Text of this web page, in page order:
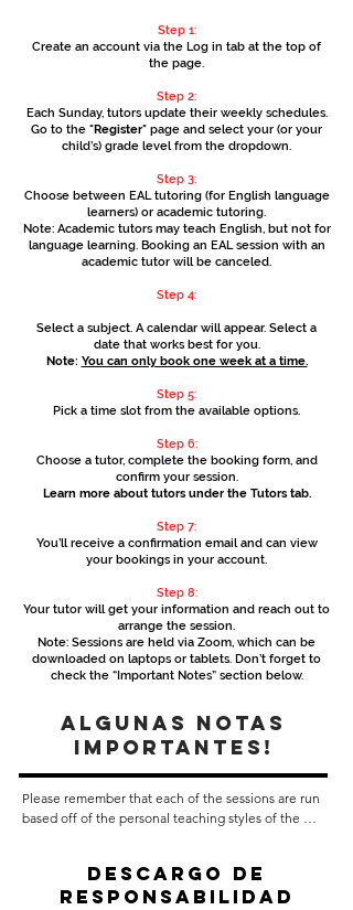
Step 1:
Create an account via the Log in tab at the top of
the page.
Step 2:
Each Sunday, tutors update their weekly schedules.
Go to the "Register" page and select your (or your
child’s) grade level from the dropdown.
Step 3:
Choose between EAL tutoring (for English language
learners) or academic tutoring.
Note: Academic tutors may teach English, but not for
language learning. Booking an EAL session with an
academic tutor will be canceled.
Step 4:
Select a subject. A calendar will appear. Select a
date that works best for you.
Note: You can only book one week at a time.
Step 5:
Pick a time slot from the available options.
Step 6:
Choose a tutor, complete the booking form, and
confirm your session.
Learn more about tutors under the Tutors tab.
Step 7:
You’ll receive a confirmation email and can view
your bookings in your account.
Step 8:
Your tutor will get your information and reach out to
arrange the session.
Note: Sessions are held via Zoom, which can be
downloaded on laptops or tablets. Don’t forget to
check the “Important Notes” section below.
algunas notas
importantes!
Please remember that each of the sessions are run
based off of the personal teaching styles of the
directly as it is most likely that only they will be able
to answer your question.
Descargo de
responsabilidad